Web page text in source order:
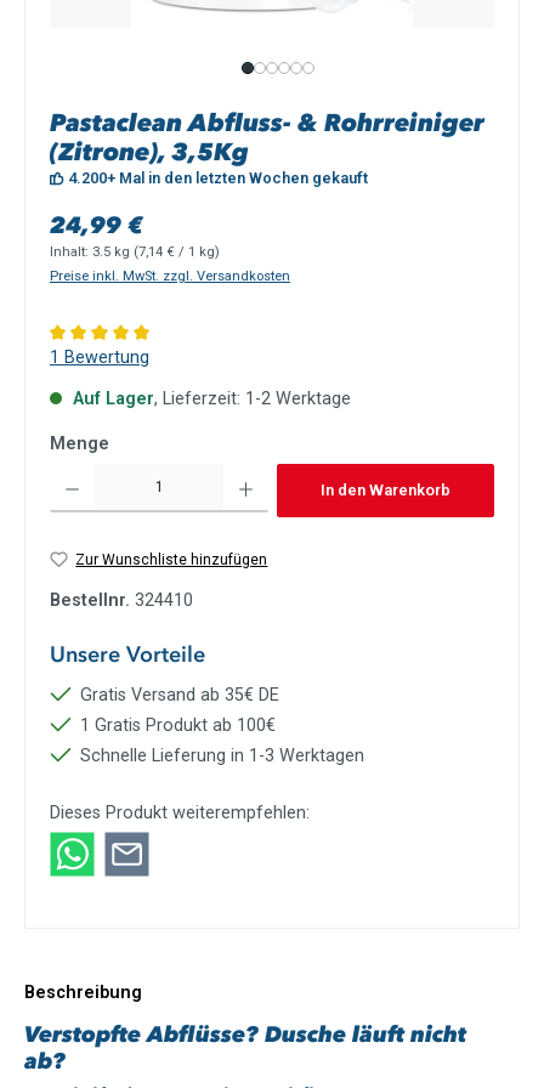
Pastaclean Abfluss- & Rohrreiniger
(Zitrone), 3,5Kg
4.200+ Mal in den letzten Wochen gekauft
Regulärer Preis:
24,99 €
Inhalt: 3.5 kg (7,14 € / 1 kg)
Preise inkl. MwSt. zzgl. Versandkosten
Durchschnittliche Bewertung von 5 von 5 Sternen
1 Bewertung
Auf Lager, Lieferzeit: 1-2 Werktage
Menge
Produkt Anzahl: Gib den gewünschten Wert ein oder benutze die Schaltflächen um die
In den Warenkorb
Zur Wunschliste hinzufügen
Bestellnr. 324410
Unsere Vorteile
Gratis Versand ab 35€ DE
1 Gratis Produkt ab 100€
Schnelle Lieferung in 1-3 Werktagen
Dieses Produkt weiterempfehlen:
Beschreibung
Verstopfte Abflüsse? Dusche läuft nicht
ab?